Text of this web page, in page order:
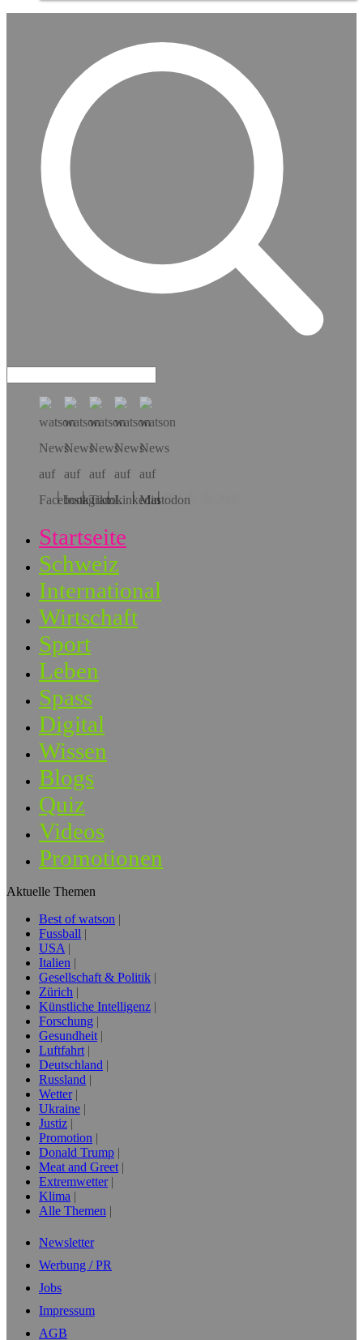
Hol dir die App!
Startseite
Schweiz
International
Wirtschaft
Sport
Leben
Spass
Digital
Wissen
Blogs
Quiz
Videos
Promotionen
Aktuelle Themen
Best of watson
Fussball
USA
Italien
Gesellschaft & Politik
Zürich
Künstliche Intelligenz
Forschung
Gesundheit
Luftfahrt
Deutschland
Russland
Wetter
Ukraine
Justiz
Promotion
Donald Trump
Meat and Greet
Extremwetter
Klima
Alle Themen
Newsletter
Werbung / PR
Jobs
Impressum
AGB